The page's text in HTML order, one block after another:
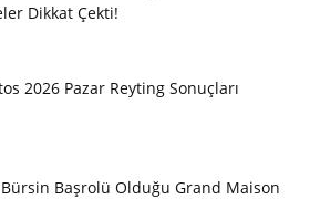
Dikkat Çekti!
2026 Pazar Reyting Sonuçları
Başrolü Olduğu Grand Maison